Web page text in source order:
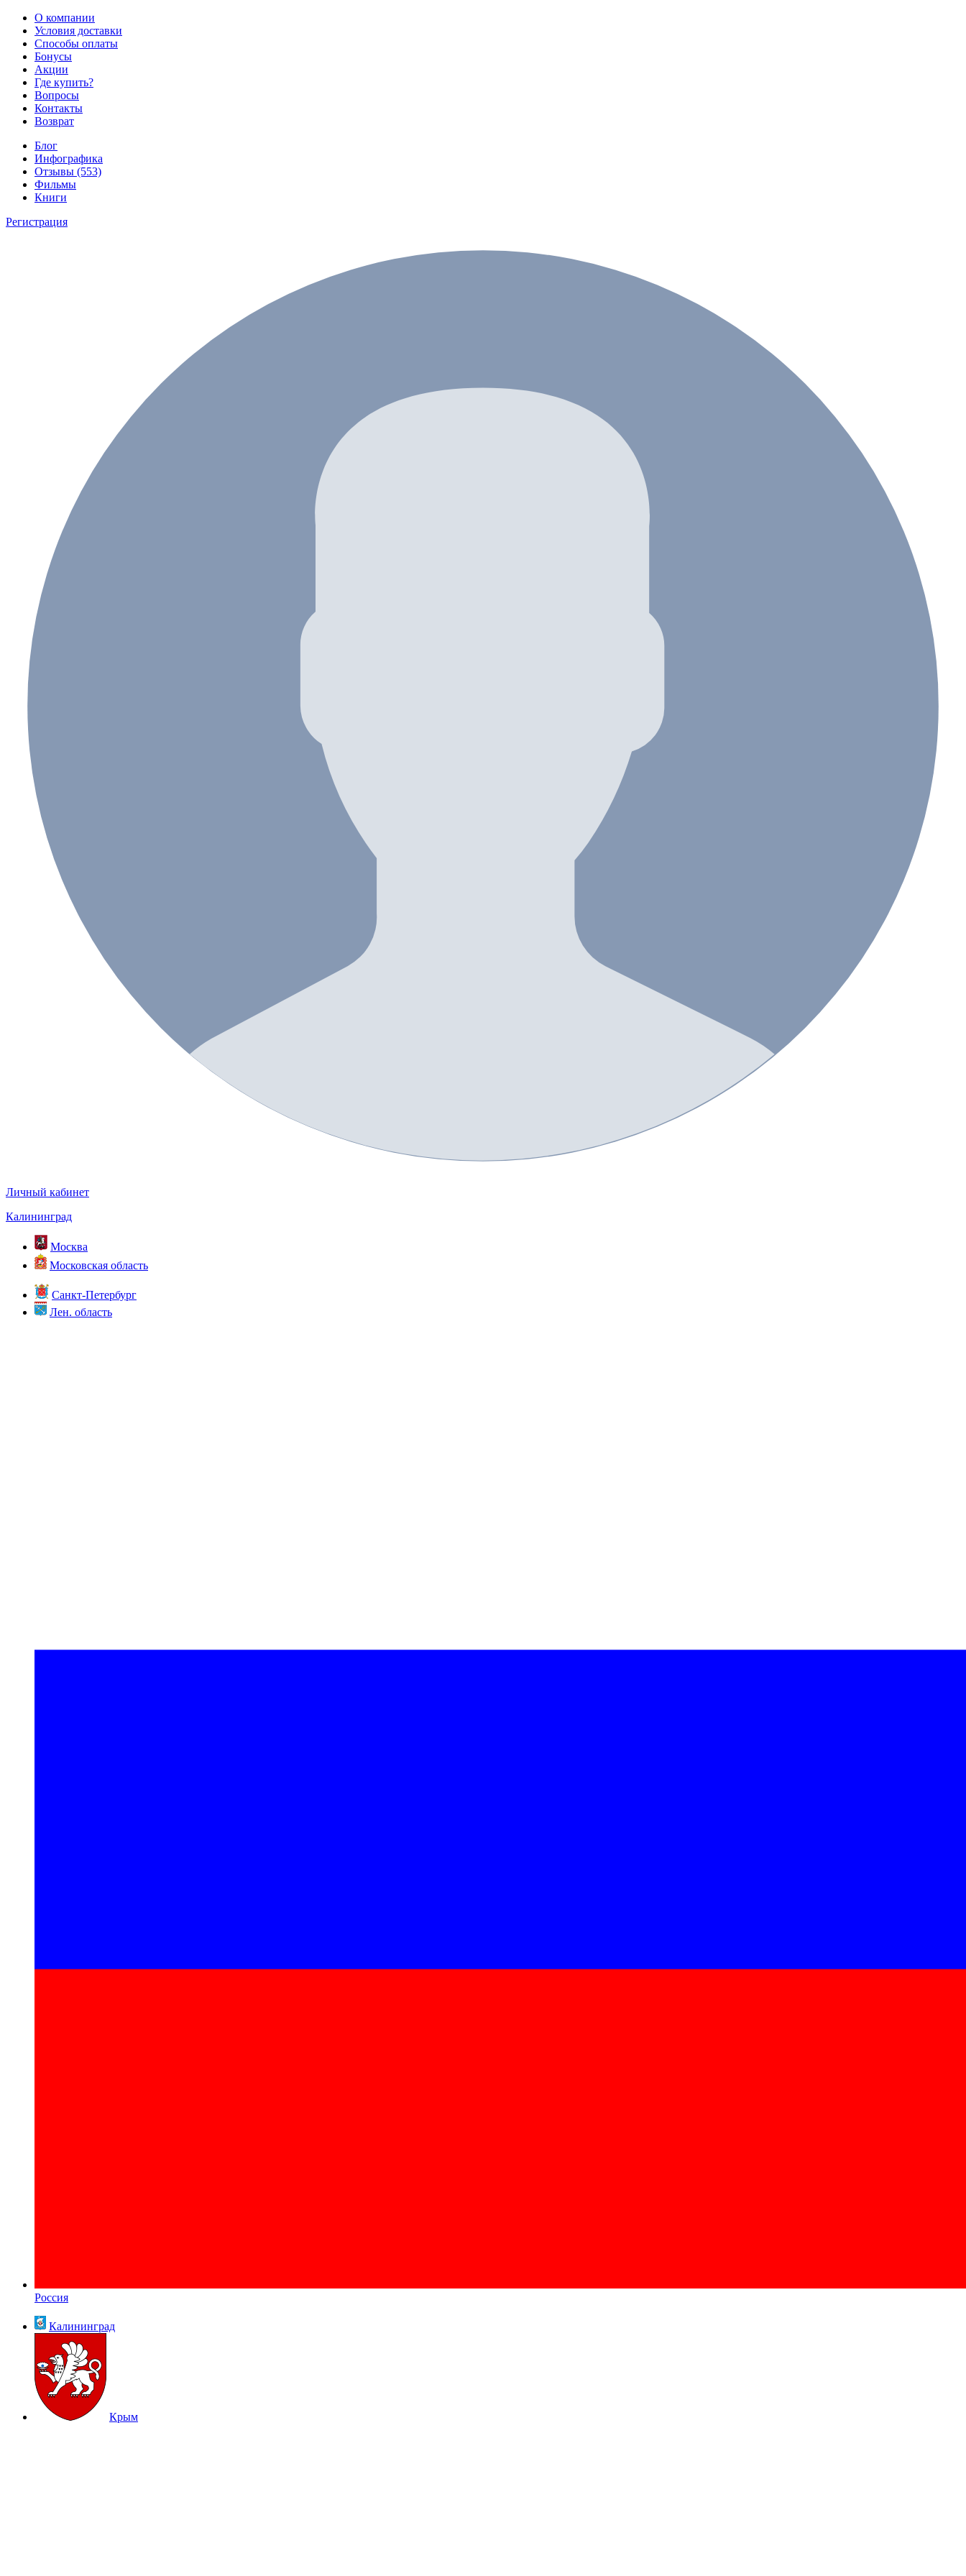
О компании
Условия доставки
Способы оплаты
Бонусы
Акции
Где купить?
Вопросы
Контакты
Возврат
Блог
Инфографика
Отзывы (553)
Фильмы
Книги
Регистрация
Личный кабинет
Калининград
Москва
Московская область
Санкт-Петербург
Лен. область
Россия
Калининград
Крым